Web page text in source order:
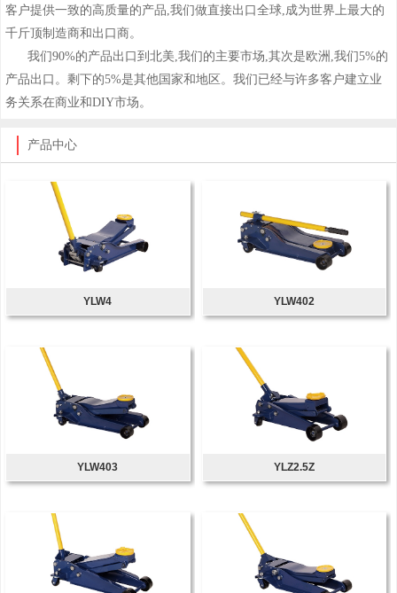
客户提供一致的高质量的产品,我们做直接出口全球,成为世界上最大的
千斤顶制造商和出口商。
我们90%的产品出口到北美,我们的主要市场,其次是欧洲,我们5%的
产品出口。剩下的5%是其他国家和地区。我们已经与许多客户建立业
务关系在商业和DIY市场。
产品中心
YLW4 YLW402
YLW403 YLZ2.5Z